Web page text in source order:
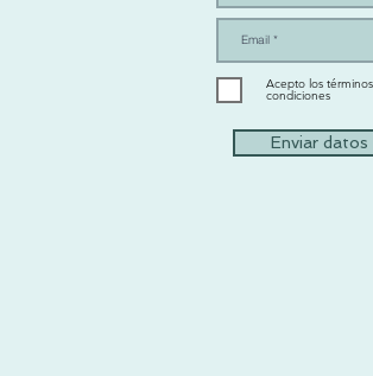
Acepto los
condiciones
Enviar datos